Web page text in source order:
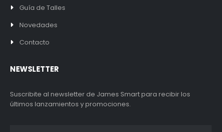
Guía de Talles
Novedades
Contacto
NEWSLETTER
Suscribite al newsletter de James Smart para recibir los
últimos lanzamientos y promociones.